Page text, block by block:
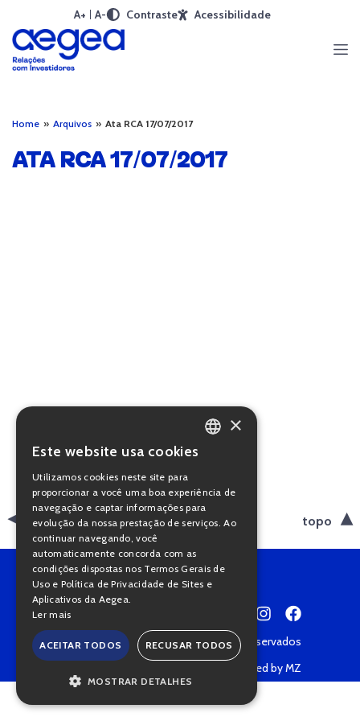
A+ A- Contraste Acessibilidade
Home » Arquivos » Ata RCA 17/07/2017
ATA RCA 17/07/2017
voltar topo
Copyright © 2022 • Todos os direitos reservados
Powered by MZ
PORTUGUESE
×
Este website usa cookies
Utilizamos cookies neste site para
proporcionar a você uma boa experiência de
navegação e captar informações para
evolução da nossa prestação de serviços. Ao
continuar navegando, você
automaticamente concorda com as
condições dispostas nos Termos Gerais de
Uso e Política de Privacidade de Sites e
Aplicativos da Aegea.
Ler mais
ACEITAR TODOS RECUSAR TODOS
MOSTRAR DETALHES